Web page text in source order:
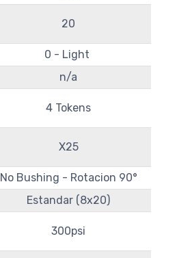
20
0 - Light
n/a
4 Tokens
X25
No Bushing - Rotacion 90°
Estandar (8x20)
300psi